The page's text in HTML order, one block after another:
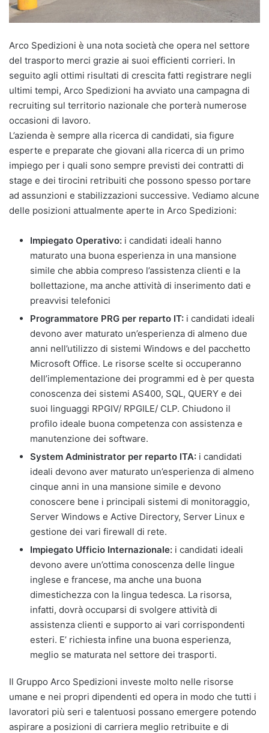
Arco Spedizioni è una nota società che opera nel settore
del trasporto merci grazie ai suoi efficienti corrieri. In
seguito agli ottimi risultati di crescita fatti registrare negli
ultimi tempi, Arco Spedizioni ha avviato una campagna di
recruiting sul territorio nazionale che porterà numerose
occasioni di lavoro.
L’azienda è sempre alla ricerca di candidati, sia figure
esperte e preparate che giovani alla ricerca di un primo
impiego per i quali sono sempre previsti dei contratti di
stage e dei tirocini retribuiti che possono spesso portare
ad assunzioni e stabilizzazioni successive. Vediamo alcune
delle posizioni attualmente aperte in Arco Spedizioni:
Impiegato Operativo: i candidati ideali hanno
maturato una buona esperienza in una mansione
simile che abbia compreso l’assistenza clienti e la
bollettazione, ma anche attività di inserimento dati e
preavvisi telefonici
Programmatore PRG per reparto IT: i candidati ideali
devono aver maturato un’esperienza di almeno due
anni nell’utilizzo di sistemi Windows e del pacchetto
Microsoft Office. Le risorse scelte si occuperanno
dell’implementazione dei programmi ed è per questa
conoscenza dei sistemi AS400, SQL, QUERY e dei
suoi linguaggi RPGIV/ RPGILE/ CLP. Chiudono il
profilo ideale buona competenza con assistenza e
manutenzione dei software.
System Administrator per reparto ITA: i candidati
ideali devono aver maturato un’esperienza di almeno
cinque anni in una mansione simile e devono
conoscere bene i principali sistemi di monitoraggio,
Server Windows e Active Directory, Server Linux e
gestione dei vari firewall di rete.
Impiegato Ufficio Internazionale: i candidati ideali
devono avere un’ottima conoscenza delle lingue
inglese e francese, ma anche una buona
dimestichezza con la lingua tedesca. La risorsa,
infatti, dovrà occuparsi di svolgere attività di
assistenza clienti e supporto ai vari corrispondenti
esteri. E’ richiesta infine una buona esperienza,
meglio se maturata nel settore dei trasporti.
Il Gruppo Arco Spedizioni investe molto nelle risorse
umane e nei propri dipendenti ed opera in modo che tutti i
lavoratori più seri e talentuosi possano emergere potendo
aspirare a posizioni di carriera meglio retribuite e di